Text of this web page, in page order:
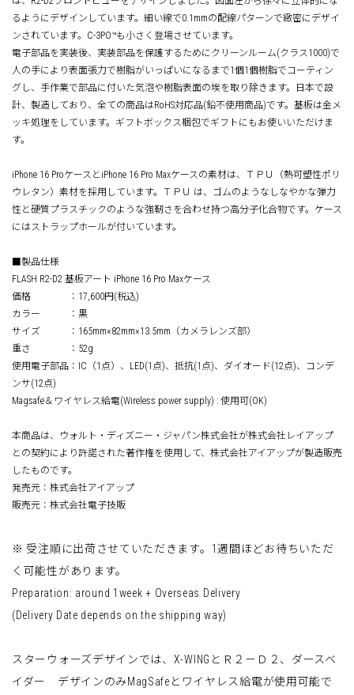
るようにデザインしています。細い線で0.1mmの配線パターンで緻密にデザイ
ンされています。C-3PO™も小さく登場させています。
電子部品を実装後、実装部品を保護するためにクリーンルーム(クラス1000)で
人の手により表面張力で樹脂がいっぱいになるまで1個1個樹脂でコーティン
グし、手作業で部品に付いた気泡や樹脂表面の埃を取り除きます。日本で設
計、製造しており、全ての商品はRoHS対応品(鉛不使用商品)です。基板は金メ
ッキ処理をしています。ギフトボックス梱包でギフトにもお使いいただけま
す。
iPhone 16 ProケースとiPhone 16 Pro Maxケースの素材は、ＴＰＵ（熱可塑性ポリ
ウレタン）素材を採用しています。ＴＰＵ は、ゴムのようなしなやかな弾力
性と硬質プラスチックのような強靭さを合わせ持つ高分子化合物です。ケース
にはストラップホールが付いています。
■製品仕様
FLASH R2-D2 基板アート iPhone 16 Pro Maxケース
価格 ：17,600円(税込)
カラー ：黒
サイズ ：165mm×82mm×13.5mm（カメラレンズ部）
重さ ：52g
使用電子部品：IC（1点）、LED(1点)、抵抗(1点)、ダイオード(12点)、コンデ
ンサ(12点)
Magsafe＆ワイヤレス給電(Wireless power supply) : 使用可(OK)
本商品は、ウォルト・ディズニー・ジャパン株式会社が株式会社レイアップ
との契約により許諾された著作権を使用して、株式会社アイアップが製造販売
したものです。
発売元：株式会社アイアップ
販売元：株式会社電子技販
※ 受注順に出荷させていただきます。1週間ほどお待ちいただ
く可能性があります。
Preparation: around 1week + Overseas Delivery
(Delivery Date depends on the shipping way)
スターウォーズデザインでは、X-WINGとＲ２－Ｄ２、ダースベ
イダー デザインのみMagSafeとワイヤレス給電が使用可能で